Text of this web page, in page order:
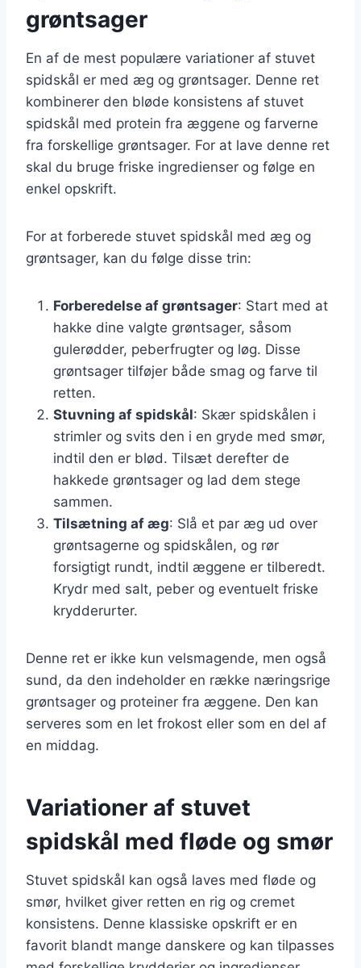
grøntsager
En af de mest populære variationer af stuvet
spidskål er med æg og grøntsager. Denne ret
kombinerer den bløde konsistens af stuvet
spidskål med protein fra æggene og farverne
fra forskellige grøntsager. For at lave denne ret
skal du bruge friske ingredienser og følge en
enkel opskrift.
For at forberede stuvet spidskål med æg og
grøntsager, kan du følge disse trin:
Forberedelse af grøntsager: Start med at
hakke dine valgte grøntsager, såsom
gulerødder, peberfrugter og løg. Disse
grøntsager tilføjer både smag og farve til
retten.
Stuvning af spidskål: Skær spidskålen i
strimler og svits den i en gryde med smør,
indtil den er blød. Tilsæt derefter de
hakkede grøntsager og lad dem stege
sammen.
Tilsætning af æg: Slå et par æg ud over
grøntsagerne og spidskålen, og rør
forsigtigt rundt, indtil æggene er tilberedt.
Krydr med salt, peber og eventuelt friske
krydderurter.
Denne ret er ikke kun velsmagende, men også
sund, da den indeholder en række næringsrige
grøntsager og proteiner fra æggene. Den kan
serveres som en let frokost eller som en del af
en middag.
Variationer af stuvet
spidskål med fløde og smør
Stuvet spidskål kan også laves med fløde og
smør, hvilket giver retten en rig og cremet
konsistens. Denne klassiske opskrift er en
favorit blandt mange danskere og kan tilpasses